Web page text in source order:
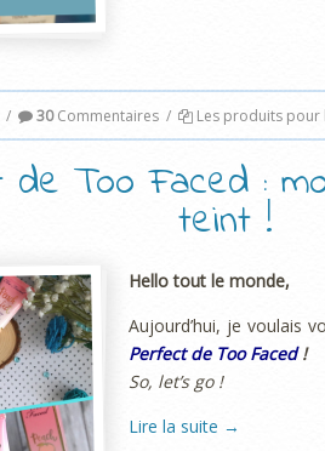
/ 30Commentaires / Les produits pour
Too Faced :
teint !
Hello tout le monde,
Aujourd’hui, je voulais
Perfect de Too Faced!
So, let’s go !
Lire la suite →